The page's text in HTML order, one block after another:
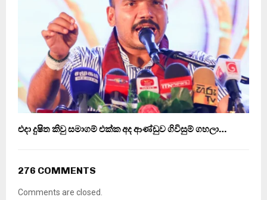
එදා දුෂිත කිවු සමාගම් එක්ක අද ආණ්ඩුව ගිවිසුම් ගහලා…
276 COMMENTS
Comments are closed.